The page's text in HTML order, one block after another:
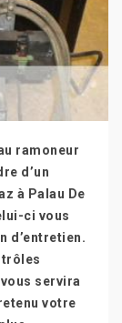
ramoneur
d’un
à Palau De
ci vous
d’entretien.
servira
votre